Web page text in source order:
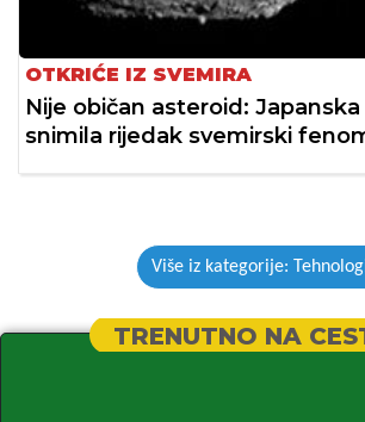
OTKRIĆE IZ SVEMIRA
Nije običan asteroid:
snimila rijedak svemirski
Više iz kategorije:
TRENUTNO NA